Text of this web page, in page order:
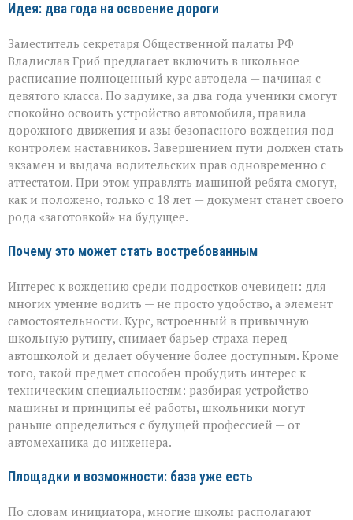
Идея: два года на освоение дороги
Заместитель секретаря Общественной палаты РФ
Владислав Гриб предлагает включить в школьное
расписание полноценный курс автодела — начиная с
девятого класса. По задумке, за два года ученики смогут
спокойно освоить устройство автомобиля, правила
дорожного движения и азы безопасного вождения под
контролем наставников. Завершением пути должен стать
экзамен и выдача водительских прав одновременно с
аттестатом. При этом управлять машиной ребята смогут,
как и положено, только с 18 лет — документ станет своего
рода «заготовкой» на будущее.
Почему это может стать востребованным
Интерес к вождению среди подростков очевиден: для
многих умение водить — не просто удобство, а элемент
самостоятельности. Курс, встроенный в привычную
школьную рутину, снимает барьер страха перед
автошколой и делает обучение более доступным. Кроме
того, такой предмет способен пробудить интерес к
техническим специальностям: разбирая устройство
машины и принципы её работы, школьники могут
раньше определиться с будущей профессией — от
автомеханика до инженера.
Площадки и возможности: база уже есть
По словам инициатора, многие школы располагают